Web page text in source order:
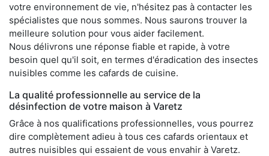
votre environnement de vie, n'hésitez pas à contacter les
spécialistes que nous sommes. Nous saurons trouver la
meilleure solution pour vous aider facilement.
Nous délivrons une réponse fiable et rapide, à votre
besoin quel qu'il soit, en termes d'éradication des insectes
nuisibles comme les cafards de cuisine.
La qualité professionnelle au service de la
désinfection de votre maison à Varetz
Grâce à nos qualifications professionnelles, vous pourrez
dire complètement adieu à tous ces cafards orientaux et
autres nuisibles qui essaient de vous envahir à Varetz.